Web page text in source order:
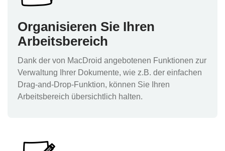
Organisieren Sie Ihren
Arbeitsbereich
Dank der von MacDroid angebotenen Funktionen zur
Verwaltung Ihrer Dokumente, wie z.B. der einfachen
Drag-and-Drop-Funktion, können Sie Ihren
Arbeitsbereich übersichtlich halten.